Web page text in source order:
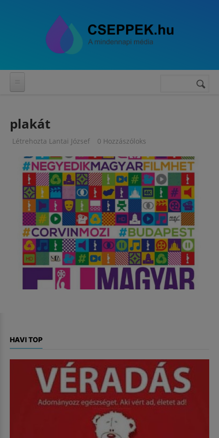
Keresés
plakát
Létrehozta Lantai József 0 Hozzászóloks
HAVI TOP